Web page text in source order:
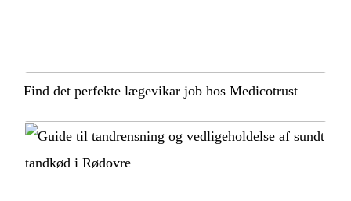
Find det perfekte lægevikar job hos Medicotrust